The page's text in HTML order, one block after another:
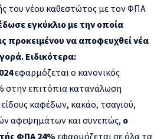
του νέου καθεστώτος με τον ΦΠΑ
εγκύκλιο με την οποία
προκειμένου να αποφευχθεί νέα
Ειδικότερα:
εφαρμόζεται ο κανονικός
στην επιτόπια κατανάλωση
καφέδων, κακάο, τσαγιού,
αφεψημάτων και συνεπώς, ο
ΦΠΑ 24% εφαρμόζεται σε όλα τα